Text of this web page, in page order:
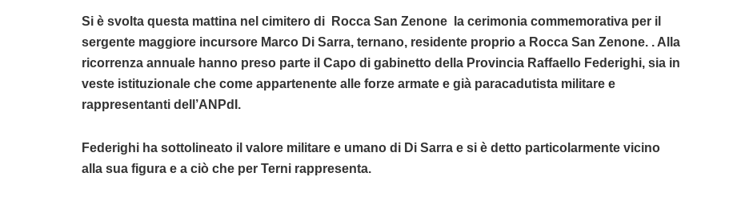
Si è svolta questa mattina nel cimitero di Rocca San Zenone la cerimonia commemorativa per il
sergente maggiore incursore Marco Di Sarra, ternano, residente proprio a Rocca San Zenone. . Alla
ricorrenza annuale hanno preso parte il Capo di gabinetto della Provincia Raffaello Federighi, sia in
veste istituzionale che come appartenente alle forze armate e già paracadutista militare e
rappresentanti dell’ANPdI.
Federighi ha sottolineato il valore militare e umano di Di Sarra e si è detto particolarmente vicino
alla sua figura e a ciò che per Terni rappresenta.